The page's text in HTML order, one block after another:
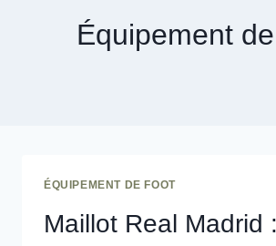
Équipement
ÉQUIPEMENT DE FOOT
Maillot Real Madrid :